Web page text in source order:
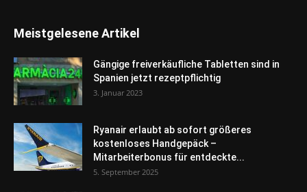
Meistgelesene Artikel
Gängige freiverkäufliche Tabletten sind in
Spanien jetzt rezeptpflichtig
3. Januar 2023
Ryanair erlaubt ab sofort größeres
kostenloses Handgepäck –
Mitarbeiterbonus für entdeckte...
5. September 2025